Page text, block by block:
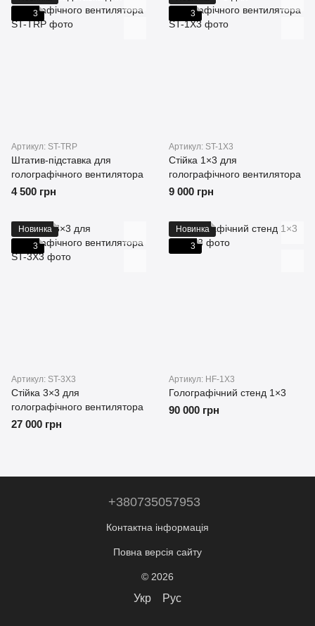
3
Артикул: ST-TRP
Штатив‑підставка для
голографічного вентилятора
4 500 грн
3
Артикул: ST-1X3
Стійка 1×3 для
голографічного вентилятора
9 000 грн
Новинка
3
Артикул: ST-3X3
Стійка 3×3 для
голографічного вентилятора
27 000 грн
Новинка
3
Артикул: HF-1X3
Голографічний стенд 1×3
90 000 грн
+380735057953
Контактна інформація
Повна версія сайту
© 2026
Укр Рус